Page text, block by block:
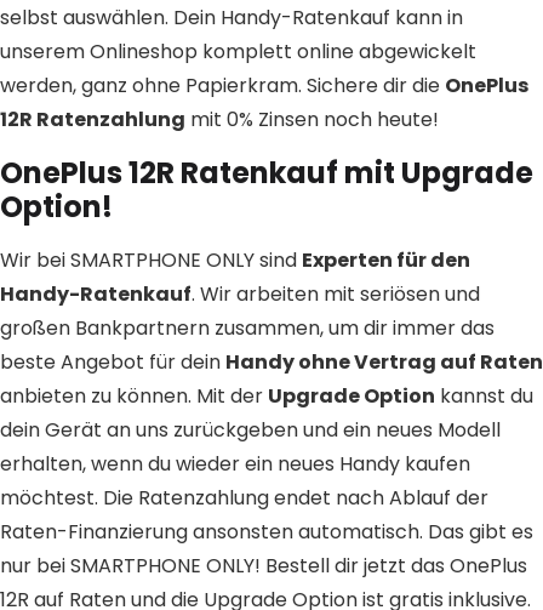
selbst auswählen. Dein Handy-Ratenkauf kann in
unserem Onlineshop komplett online abgewickelt
werden, ganz ohne Papierkram. Sichere dir die OnePlus
12R Ratenzahlung mit 0% Zinsen noch heute!
OnePlus 12R Ratenkauf mit Upgrade
Option!
Wir bei SMARTPHONE ONLY sind Experten für den
Handy-Ratenkauf. Wir arbeiten mit seriösen und
großen Bankpartnern zusammen, um dir immer das
beste Angebot für dein Handy ohne Vertrag auf Raten
anbieten zu können. Mit der Upgrade Option kannst du
dein Gerät an uns zurückgeben und ein neues Modell
erhalten, wenn du wieder ein neues Handy kaufen
möchtest. Die Ratenzahlung endet nach Ablauf der
Raten-Finanzierung ansonsten automatisch. Das gibt es
nur bei SMARTPHONE ONLY! Bestell dir jetzt das OnePlus
12R auf Raten und die Upgrade Option ist gratis inklusive.